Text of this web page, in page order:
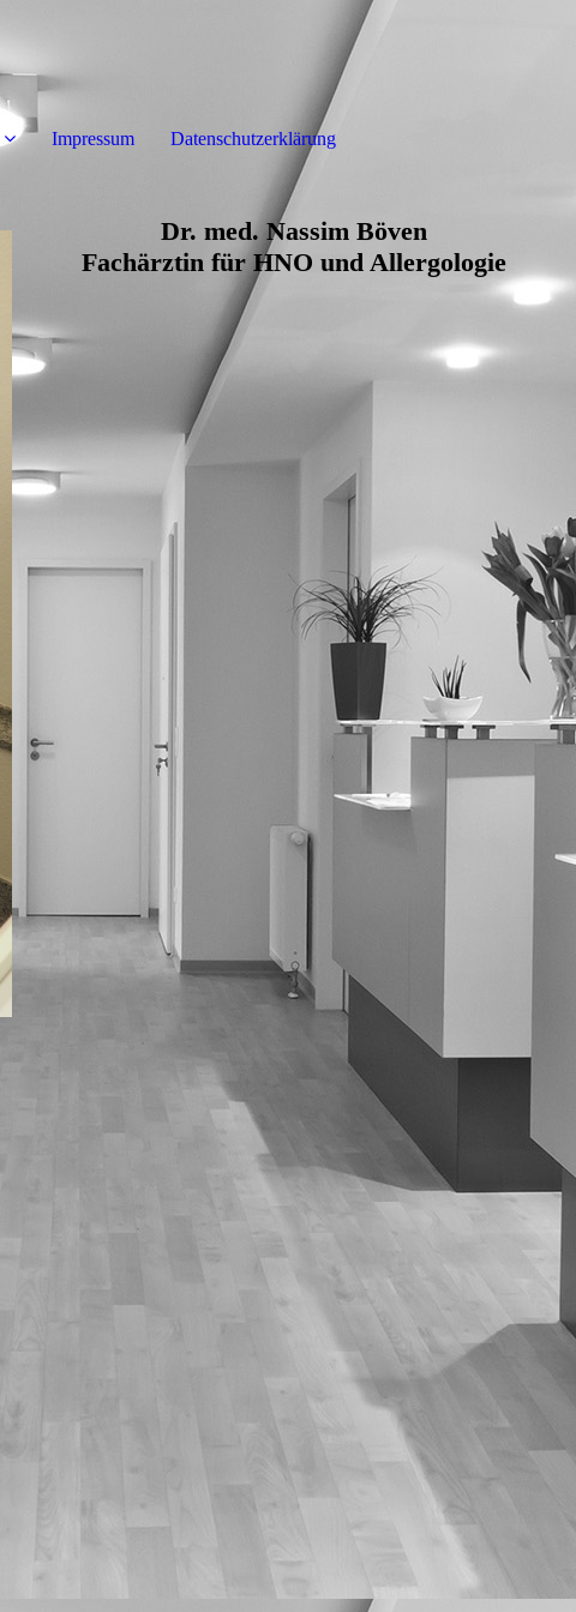
Impressum Datenschutzerklärung
Dr. med. Nassim Böven
Fachärztin für HNO und Allergologie